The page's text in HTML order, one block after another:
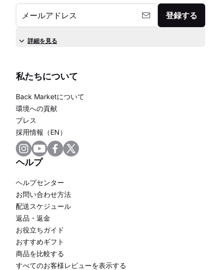
メールアドレス 登録する
詳細を見る
私たちについて
Back Marketについて
環境への貢献
プレス
採用情報（EN）
ヘルプ
ヘルプセンター
お問い合わせ方法
配送スケジュール
返品・返金
お役立ちガイド
おすすめギフト
商品を比較する
すべてのお客様レビューを表示する